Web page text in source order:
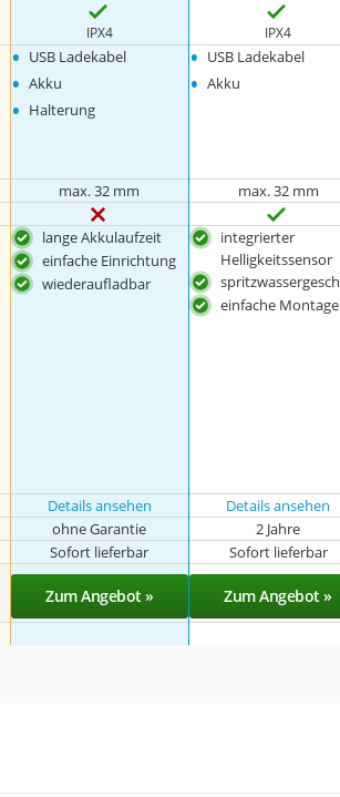
IPX4 IPX4
• USB Ladekabel
• Akku
• Halterung
• USB Ladekabel
• Akku
max. 32 mm max. 32 mm
lange Akkulaufzeit
einfache Einrichtung
wiederaufladbar
integrierter
Helligkeitssensor
einfache Montage
Details ansehen Details ansehen
ohne Garantie 2 Jahre
Sofort lieferbar Sofort lieferbar
Zum Angebot » Zum Angebot »